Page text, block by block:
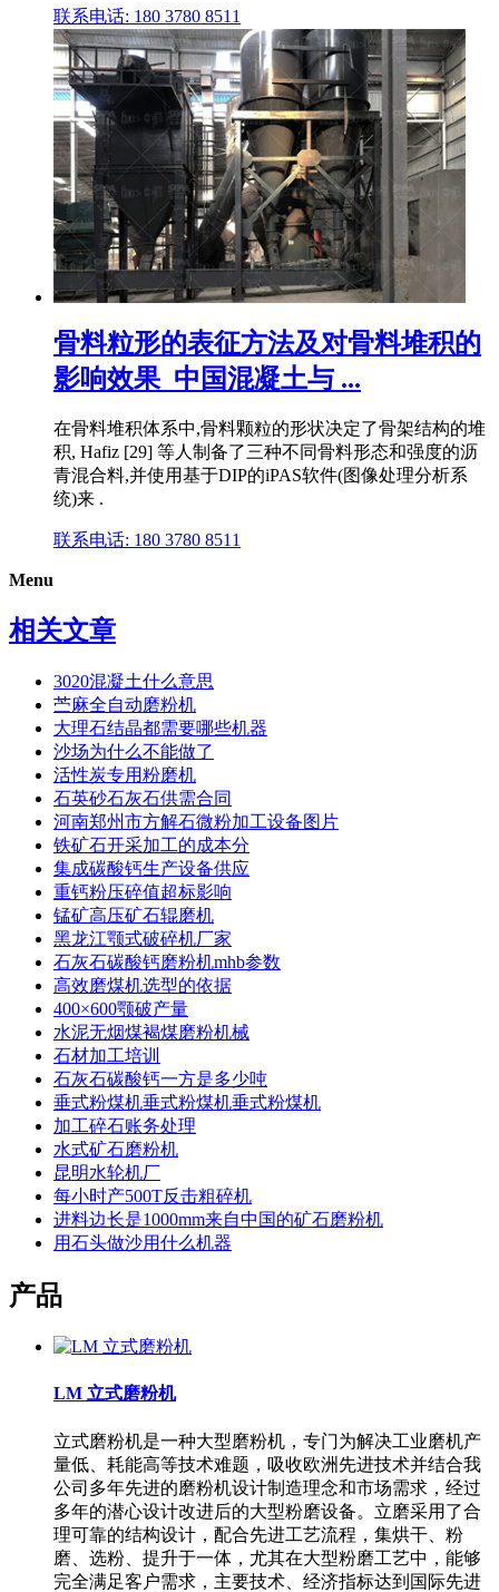
联系电话: 180 3780 8511
骨料粒形的表征方法及对骨料堆积的
影响效果_中国混凝土与 ...
在骨料堆积体系中,骨料颗粒的形状决定了骨架结构的堆
积, Hafiz [29] 等人制备了三种不同骨料形态和强度的沥
青混合料,并使用基于DIP的iPAS软件(图像处理分析系
统)来 .
联系电话: 180 3780 8511
Menu
相关文章
3020混凝土什么意思
苎麻全自动磨粉机
大理石结晶都需要哪些机器
沙场为什么不能做了
活性炭专用粉磨机
石英砂石灰石供需合同
河南郑州市方解石微粉加工设备图片
铁矿石开采加工的成本分
集成碳酸钙生产设备供应
重钙粉压碎值超标影响
锰矿高压矿石辊磨机
黑龙江颚式破碎机厂家
石灰石碳酸钙磨粉机mhb参数
高效磨煤机选型的依据
400×600颚破产量
水泥无烟煤褐煤磨粉机械
石材加工培训
石灰石碳酸钙一方是多少吨
垂式粉煤机垂式粉煤机垂式粉煤机
加工碎石账务处理
水式矿石磨粉机
昆明水轮机厂
每小时产500T反击粗碎机
进料边长是1000mm来自中国的矿石磨粉机
用石头做沙用什么机器
产品
LM 立式磨粉机
立式磨粉机是一种大型磨粉机，专门为解决工业磨机产
量低、耗能高等技术难题，吸收欧洲先进技术并结合我
公司多年先进的磨粉机设计制造理念和市场需求，经过
多年的潜心设计改进后的大型粉磨设备。立磨采用了合
理可靠的结构设计，配合先进工艺流程，集烘干、粉
磨、选粉、提升于一体，尤其在大型粉磨工艺中，能够
完全满足客户需求，主要技术、经济指标达到国际先进